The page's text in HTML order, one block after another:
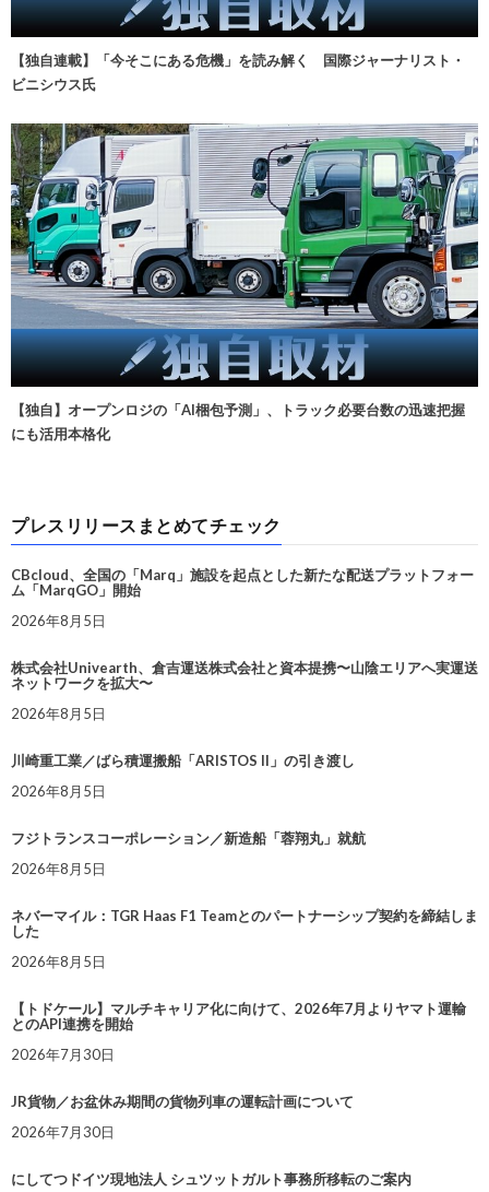
【独自連載】「今そこにある危機」を読み解く 国際ジャーナリスト・
ビニシウス氏
【独自】オープンロジの「AI梱包予測」、トラック必要台数の迅速把握
にも活用本格化
プレスリリースまとめてチェック
CBcloud、全国の「Marq」施設を起点とした新たな配送プラットフォー
ム「MarqGO」開始
2026年8月5日
株式会社Univearth、倉吉運送株式会社と資本提携〜山陰エリアへ実運送
ネットワークを拡大〜
2026年8月5日
川崎重工業／ばら積運搬船「ARISTOS II」の引き渡し
2026年8月5日
フジトランスコーポレーション／新造船「蓉翔丸」就航
2026年8月5日
ネバーマイル：TGR Haas F1 Teamとのパートナーシップ契約を締結しま
した
2026年8月5日
【トドケール】マルチキャリア化に向けて、2026年7月よりヤマト運輸
とのAPI連携を開始
2026年7月30日
JR貨物／お盆休み期間の貨物列車の運転計画について
2026年7月30日
にしてつドイツ現地法人 シュツットガルト事務所移転のご案内